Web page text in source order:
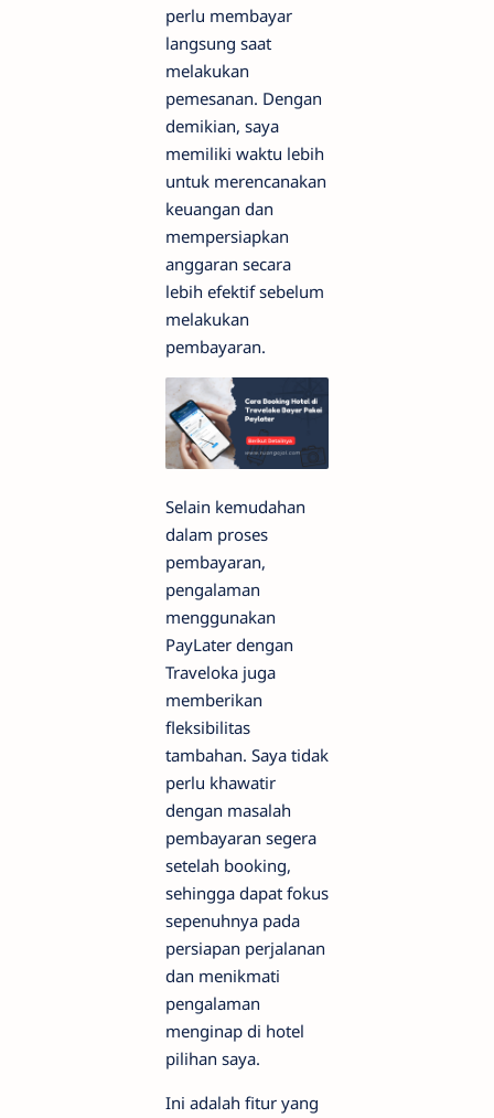
perlu membayar
langsung saat
melakukan
pemesanan. Dengan
demikian, saya
memiliki waktu lebih
untuk merencanakan
keuangan dan
mempersiapkan
anggaran secara
lebih efektif sebelum
melakukan
pembayaran.
Selain kemudahan
dalam proses
pembayaran,
pengalaman
menggunakan
PayLater dengan
Traveloka juga
memberikan
fleksibilitas
tambahan. Saya tidak
perlu khawatir
dengan masalah
pembayaran segera
setelah booking,
sehingga dapat fokus
sepenuhnya pada
persiapan perjalanan
dan menikmati
pengalaman
menginap di hotel
pilihan saya.
Ini adalah fitur yang